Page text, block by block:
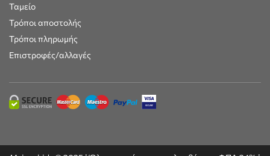
Ταμείο
Τρόποι αποστολής
Τρόποι πληρωμής
Επιστροφές/αλλαγές